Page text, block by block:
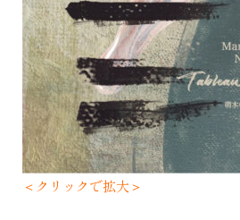
＜クリックで拡大＞